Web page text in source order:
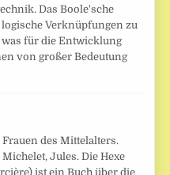
Das Boole'sche
Verknüpfungen zu
für die Entwicklung
von großer Bedeutung
Frauen des Mittelalters.
Jules. Die Hexe
ist ein Buch über die